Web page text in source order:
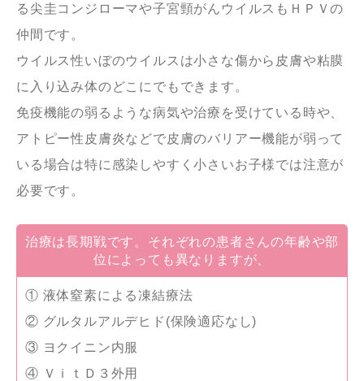
る尖圭コンジローマや子宮頸がんウイルスもＨＰＶの
仲間です。
ウイルス性いぼのウイルスは小さな傷から皮膚や粘膜
に入り込み体のどこにでもできます。
免疫機能の弱るような病気や治療を受けている時や、
アトピー性皮膚炎などで皮膚のバリアー機能が弱って
いる場合は特に感染しやすく小さいお子様では注意が
必要です。
治療は長期戦です。それぞれの患者さんの年齢や部
位によっても異なりますが、
① 液体窒素による凍結療法
② グルタルアルデヒド(保険適応なし)
③ ヨクイニン内服
④ ＶｉｔＤ３外用